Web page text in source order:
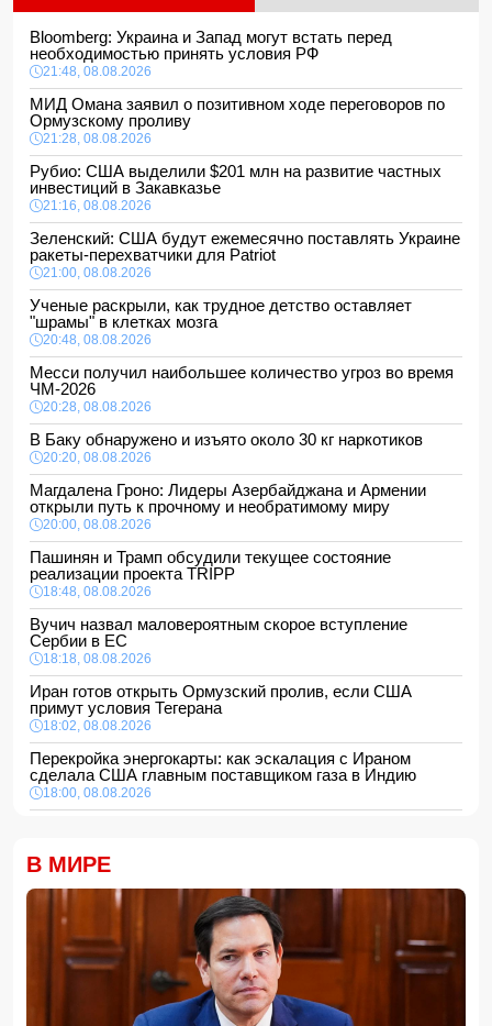
Bloomberg: Украина и Запад могут встать перед
необходимостью принять условия РФ
21:48, 08.08.2026
МИД Омана заявил о позитивном ходе переговоров по
Ормузскому проливу
21:28, 08.08.2026
Рубио: США выделили $201 млн на развитие частных
инвестиций в Закавказье
21:16, 08.08.2026
Зеленский: США будут ежемесячно поставлять Украине
ракеты-перехватчики для Patriot
21:00, 08.08.2026
Ученые раскрыли, как трудное детство оставляет
"шрамы" в клетках мозга
20:48, 08.08.2026
Месси получил наибольшее количество угроз во время
ЧМ-2026
20:28, 08.08.2026
В Баку обнаружено и изъято около 30 кг наркотиков
20:20, 08.08.2026
Магдалена Гроно: Лидеры Азербайджана и Армении
открыли путь к прочному и необратимому миру
20:00, 08.08.2026
Пашинян и Трамп обсудили текущее состояние
реализации проекта TRIPP
18:48, 08.08.2026
Вучич назвал маловероятным скорое вступление
Сербии в ЕС
18:18, 08.08.2026
Иран готов открыть Ормузский пролив, если США
примут условия Тегерана
18:02, 08.08.2026
Перекройка энергокарты: как эскалация с Ираном
сделала США главным поставщиком газа в Индию
18:00, 08.08.2026
16:48, 08.08.2026
Турция ограничивает проход коммерческих судов в
Черное море
16:28, 08.08.2026
Каковы основные признаки гормональных нарушений?-
В МИРЕ